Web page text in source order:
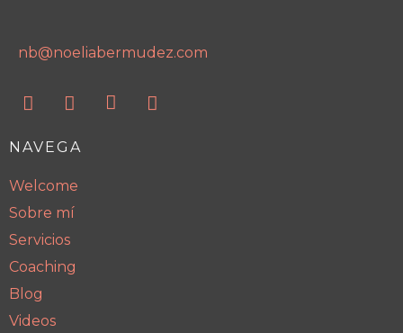
nb@noeliabermudez.com
NAVEGA
Welcome
Sobre mí
Servicios
Coaching
Blog
Videos